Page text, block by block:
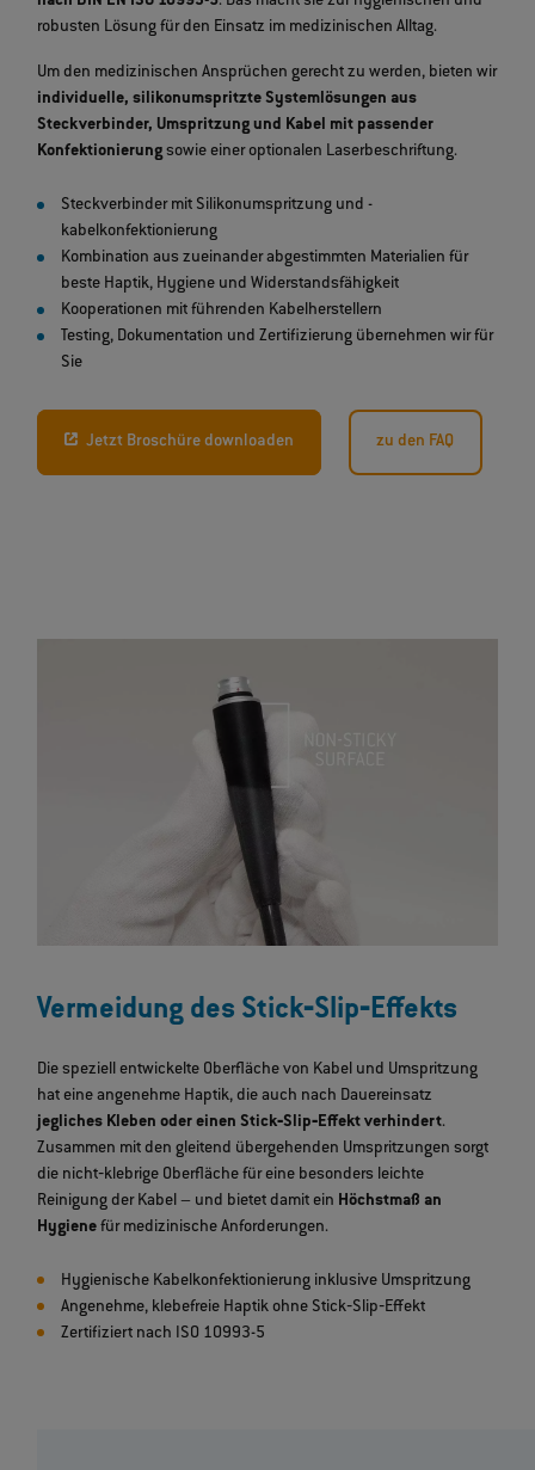
robusten Lösung für den Einsatz im medizinischen Alltag.
Um den medizinischen Ansprüchen gerecht zu werden, bieten wir
individuelle, silikonumspritzte Systemlösungen aus
Steckverbinder, Umspritzung und Kabel mit passender
Konfektionierungsowie einer optionalen Laserbeschriftung.
Steckverbinder mit Silikonumspritzung und -
kabelkonfektionierung
Kombination aus zueinander abgestimmten Materialien für
beste Haptik, Hygiene und Widerstandsfähigkeit
Kooperationen mit führenden Kabelherstellern
Testing, Dokumentation und Zertifizierung übernehmen wir für
Sie
Jetzt Broschüre downloaden zu den FAQ
Vermeidung des Stick‐Slip‐Effekts
Die speziell entwickelte Oberfläche von Kabel und Umspritzung
hat eine angenehme Haptik, die auch nach Dauereinsatz
jegliches Kleben oder einen Stick‐Slip‐Effekt verhindert.
Zusammen mit den gleitend übergehenden Umspritzungen sorgt
die nicht‐klebrige Oberfläche für eine besonders leichte
Reinigung der Kabel – und bietet damit ein Höchstmaß an
Hygienefür medizinische Anforderungen.
Hygienische Kabelkonfektionierung inklusive Umspritzung
Angenehme, klebefreie Haptik ohne Stick‐Slip‐Effekt
Zertifiziert nach ISO 10993-5